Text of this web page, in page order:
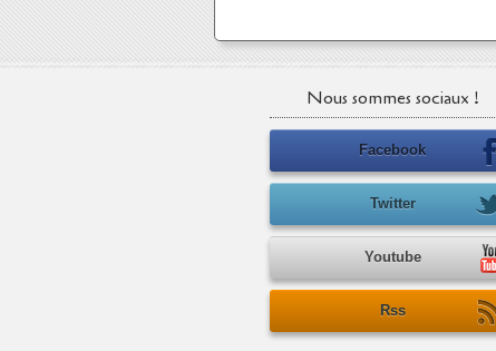
Nous sommes sociaux !
Facebook
Twitter
Youtube
Rss